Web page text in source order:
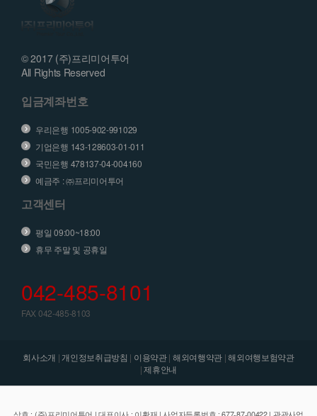
© 2017 (주)프리미어투어
All Rights Reserved
입금계좌번호
우리은행 1005-902-991029
기업은행 143-128603-01-011
국민은행 478137-04-004160
예금주 : ㈜프리미어투어
고객센터
평일 09:00~18:00
휴무 주말 및 공휴일
042-485-8101
FAX 042-485-8103
회사소개 | 개인정보취급방침 | 이용약관| 해외여행약관 |해외여행보험약관
|제휴안내